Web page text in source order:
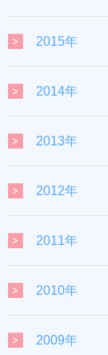
2015年
2014年
2013年
2012年
2011年
2010年
2009年